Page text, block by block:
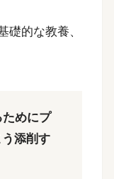
礎的な教養、
めにプ
添削す